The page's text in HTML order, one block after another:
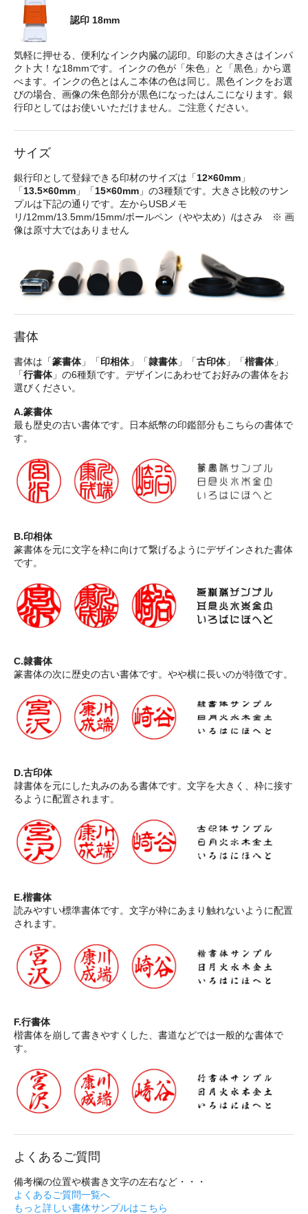
認印 18mm
気軽に押せる、便利なインク内臓の認印。印影の大きさはインパ
クト大！な18mmです。インクの色が「朱色」と「黒色」から選
べます。インクの色とはんこ本体の色は同じ。黒色インクをお選
びの場合、画像の朱色部分が黒色になったはんこになります。銀
行印としてはお使いいただけません。ご注意ください。
サイズ
銀行印として登録できる印材のサイズは「12×60mm 」
「13.5×60mm 」「15×60mm 」の3種類です。大きさ比較のサン
プルは下記の通りです。左からUSBメモ
リ/12mm/13.5mm/15mm/ボールペン（やや太め）/はさみ ※ 画
像は原寸大ではありません
書体
書体は「篆書体」「印相体」「隷書体」「古印体」「楷書体」
「行書体」の6種類です。デザインにあわせてお好みの書体をお
選びください。
A.篆書体
最も歴史の古い書体です。日本紙幣の印鑑部分もこちらの書体で
す。
B.印相体
篆書体を元に文字を枠に向けて繋げるようにデザインされた書体
です。
C.隷書体
篆書体の次に歴史の古い書体です。やや横に長いのが特徴です。
D.古印体
隷書体を元にした丸みのある書体です。文字を大きく、枠に接す
るように配置されます。
E.楷書体
読みやすい標準書体です。文字が枠にあまり触れないように配置
されます。
F.行書体
楷書体を崩して書きやすくした、書道などでは一般的な書体で
す。
よくあるご質問
備考欄の位置や横書き文字の左右など・・・
よくあるご質問一覧へ
もっと詳しい書体サンプルはこちら